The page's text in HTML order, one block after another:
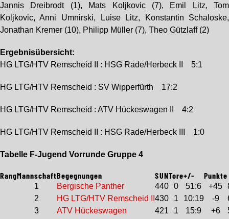
Jannis Dreibrodt (1), Mats Koljkovic (7), Emil Litz, Tom
Koljkovic, Anni Umnirski, Luise Litz, Konstantin Schaloske,
Jonathan Kremer (10), Philipp Müller (7), Theo Gützlaff (2)
Ergebnisübersicht:
HG LTG/HTV Remscheid II : HSG Rade/Herbeck II 5:1
HG LTG/HTV Remscheid : SV Wipperfürth 17:2
HG LTG/HTV Remscheid : ATV Hückeswagen II 4:2
HG LTG/HTV Remscheid II : HSG Rade/Herbeck III 1:0
Tabelle F-Jugend Vorrunde Gruppe 4
RangMannschaftBegegnungen SUNTore+/- Punkte
1 Bergische Panther 440 0 51:6 +45
2
HG LTG/HTV Remscheid II 430 1 10:19 -9
3
ATV Hückeswagen 421 1 15:9 +6